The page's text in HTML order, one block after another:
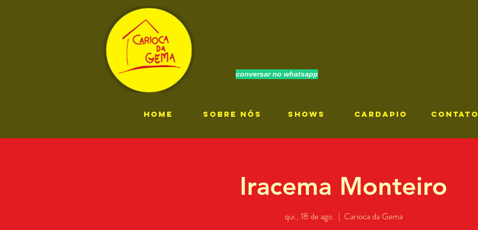
conversar no whatsapp
HOME SOBRE NÓS SHOWS CARDAPIO CONTATO
Iracema Monteiro
qui., 18 de ago.
  |
Carioca da Gema